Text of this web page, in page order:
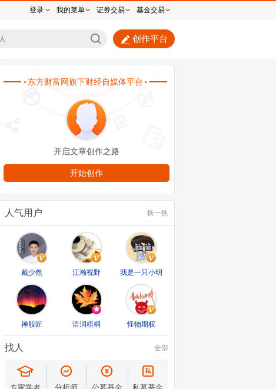
创作平台
8天7板大牛股，突发公告！交易所：对这些股
票重点监控
人气用户 换一换
戴少然 江瀚视野 我是一只小明
禅股匠 语润梧桐 怪物期权
找人 全部
登录 我的菜单 证券交易 基金交易